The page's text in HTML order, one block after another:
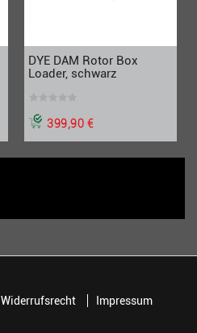
DYE DAM Rotor Box
Loader, schwarz
399,90 €
Widerrufsrecht Impressum